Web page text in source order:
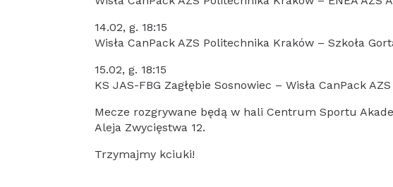
14.02, g. 18:15
Wisła CanPack AZS Politechnika Kraków – Szkoła
15.02, g. 18:15
KS JAS-FBG Zagłębie Sosnowiec – Wisła CanPack
Mecze rozgrywane będą w hali Centrum Sportu
Aleja Zwycięstwa 12.
Trzymajmy kciuki!